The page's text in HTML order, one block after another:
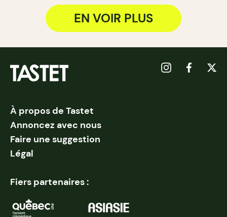
EN VOIR PLUS
À propos de Tastet
Annoncez avec nous
Faire une suggestion
Légal
Fiers partenaires :